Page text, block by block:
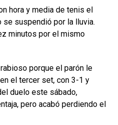
hora y media de tenis el
se suspendió por la lluvia.
minutos por el mismo
porque el parón le
el tercer set, con 3-1 y
duelo este sábado,
pero acabó perdiendo el